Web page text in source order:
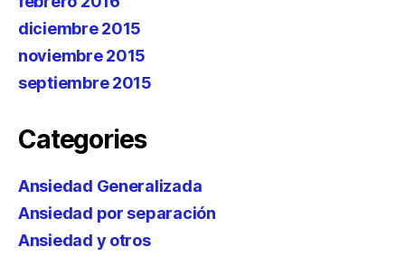
diciembre 2015
noviembre 2015
septiembre 2015
Categories
Ansiedad Generalizada
Ansiedad por separación
Ansiedad y otros